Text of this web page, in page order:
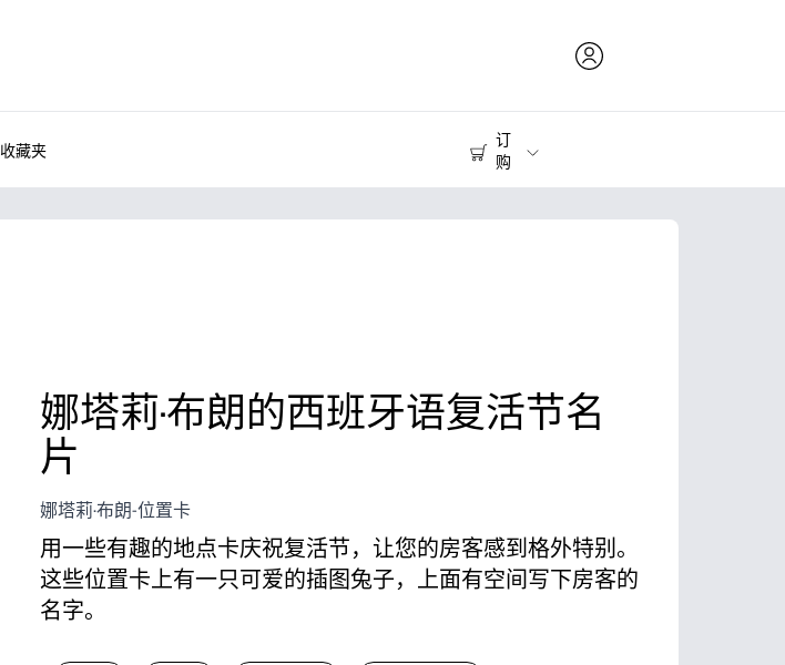
收藏夹
订
购
打印机
娜塔莉·布朗的西班牙语复活节名
片
娜塔莉·布朗-位置卡
用一些有趣的地点卡庆祝复活节，让您的房客感到格外特别。
这些位置卡上有一只可爱的插图兔子，上面有空间写下房客的
名字。